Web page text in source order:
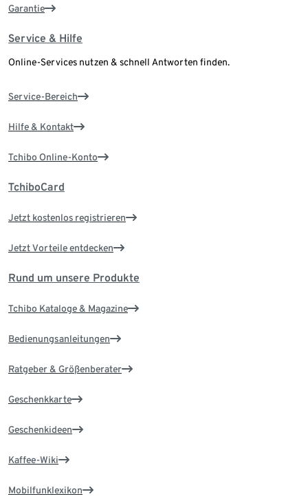
Garantie
Service & Hilfe
Online-Services nutzen & schnell Antworten finden.
Service-Bereich
Hilfe & Kontakt
Tchibo Online-Konto
TchiboCard
Jetzt kostenlos registrieren
Jetzt Vorteile entdecken
Rund um unsere Produkte
Tchibo Kataloge & Magazine
Bedienungsanleitungen
Ratgeber & Größenberater
Geschenkkarte
Geschenkideen
Kaffee-Wiki
Mobilfunklexikon